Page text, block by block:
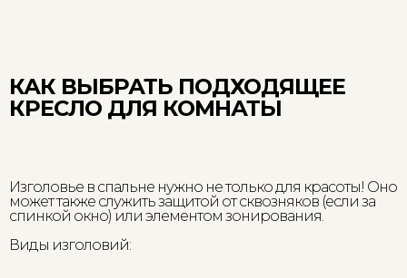
КАК ВЫБРАТЬ ПОДХОДЯЩЕЕ
КРЕСЛО ДЛЯ КОМНАТЫ
Изголовье в спальне нужно не только для красоты! Оно
может также служить защитой от сквозняков (если за
спинкой окно) или элементом зонирования.
Виды изголовий: